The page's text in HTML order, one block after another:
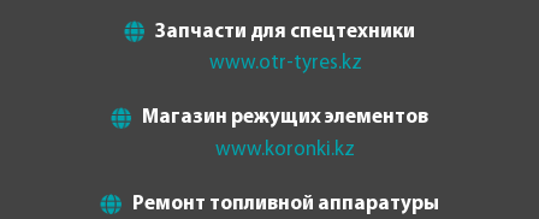
Запчасти для спецтехники
www.otr-tyres.kz
Магазин режущих элементов
www.koronki.kz
Ремонт топливной аппаратуры